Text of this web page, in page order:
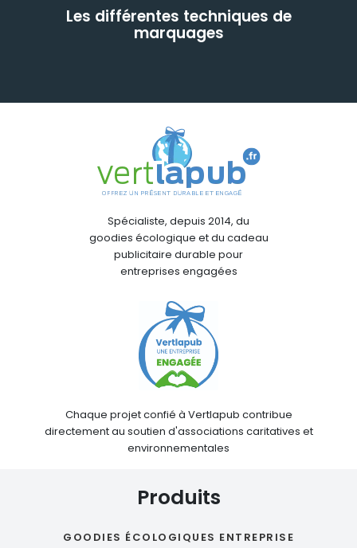
Les différentes techniques de
marquages
Spécialiste, depuis 2014, du
goodies écologique et du cadeau
publicitaire durable pour
entreprises engagées
Chaque projet confié à Vertlapub contribue
directement au soutien d'associations caritatives et
environnementales
Produits
GOODIES ÉCOLOGIQUES ENTREPRISE